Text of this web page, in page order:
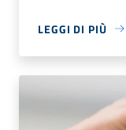
LEGGI DI PIÙ